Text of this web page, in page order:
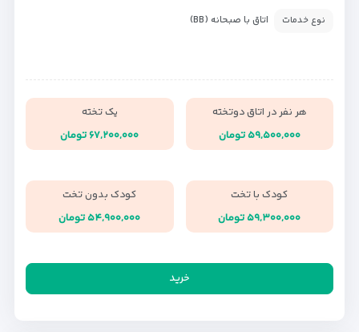
نوع خدمات اتاق با صبحانه (BB)
هر نفر در اتاق دوتخته
۵۹,۵۰۰,۰۰۰ تومان
یک تخته
۶۷,۲۰۰,۰۰۰ تومان
کودک با تخت
۵۹,۳۰۰,۰۰۰ تومان
کودک بدون تخت
۵۴,۹۰۰,۰۰۰ تومان
خرید